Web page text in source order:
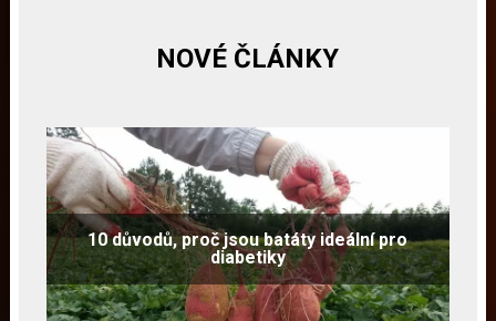
NOVÉ ČLÁNKY
10 důvodů, proč jsou batáty ideální pro
diabetiky